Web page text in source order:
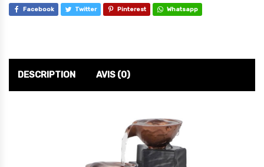
Facebook Twitter Pinterest Whatsapp
DESCRIPTION AVIS (0)